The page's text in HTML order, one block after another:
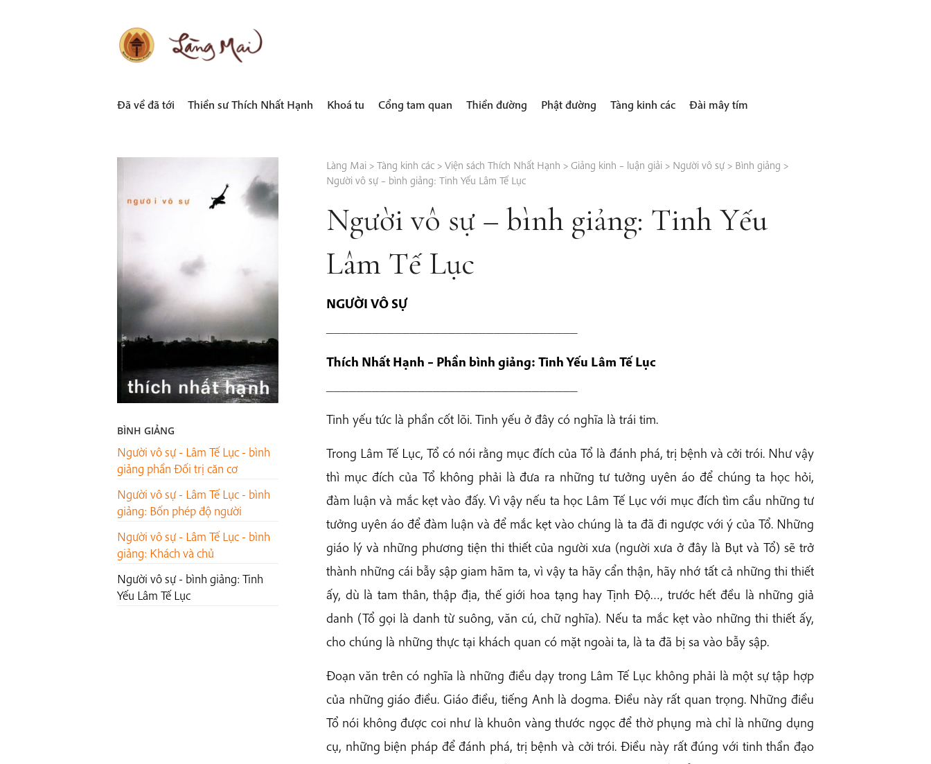
LÀNG MAI
Đã về đã tới Thiền sư Thích Nhất Hạnh Khoá tu Cổng tam quan Thiền đường Phật đường Tàng kinh các Đài mây tím
BÌNH GIẢNG
Người vô sự - Lâm Tế Lục - bình
giảng phần Đối trị căn cơ
Người vô sự - Lâm Tế Lục - bình
giảng: Bốn phép độ người
Người vô sự - Lâm Tế Lục - bình
giảng: Khách và chủ
Người vô sự - bình giảng: Tinh
Yếu Lâm Tế Lục
Làng Mai> Tàng kinh các> Viện sách Thích Nhất Hạnh > Giảng kinh – luận giải> Người vô sự> Bình giảng >
Người vô sự – bình giảng: Tinh Yếu Lâm Tế Lục
Người vô sự – bình giảng: Tinh Yếu
Lâm Tế Lục
NGƯỜI VÔ SỰ
Thích Nhất Hạnh – Phần bình giảng: Tinh Yếu Lâm Tế Lục
Tinh yếu tức là phần cốt lõi. Tinh yếu ở đây có nghĩa là trái tim.
Trong Lâm Tế Lục, Tổ có nói rằng mục đích của Tổ là đánh phá, trị bệnh và cởi trói. Như vậy
thì mục đích của Tổ không phải là đưa ra những tư tưởng uyên áo để chúng ta học hỏi,
đàm luận và mắc kẹt vào đấy. Vì vậy nếu ta học Lâm Tế Lục với mục đích tìm cầu những tư
tưởng uyên áo để đàm luận và để mắc kẹt vào chúng là ta đã đi ngược với ý của Tổ. Những
giáo lý và những phương tiện thi thiết của người xưa (người xưa ở đây là Bụt và Tổ) sẽ trở
thành những cái bẫy sập giam hãm ta, vì vậy ta hãy cẩn thận, hãy nhớ tất cả những thi thiết
ấy, dù là tam thân, thập địa, thế giới hoa tạng hay Tịnh Độ…, trước hết đều là những giả
danh (Tổ gọi là danh từ suông, văn cú, chữ nghĩa). Nếu ta mắc kẹt vào những thi thiết ấy,
cho chúng là những thực tại khách quan có mặt ngoài ta, là ta đã bị sa vào bẫy sập.
Đoạn văn trên có nghĩa là những điều dạy trong Lâm Tế Lục không phải là một sự tập hợp
của những giáo điều. Giáo điều, tiếng Anh là dogma. Điều này rất quan trọng. Những điều
Tổ nói không được coi như là khuôn vàng thước ngọc để thờ phụng mà chỉ là những dụng
cụ, những biện pháp để đánh phá, trị bệnh và cởi trói. Điều này rất đúng với tinh thần đạo